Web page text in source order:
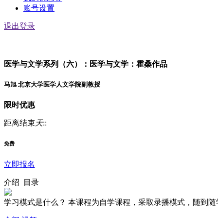
账号设置
退出登录
医学与文学系列（六）：医学与文学：霍桑作品
马旭 北京大学医学人文学院副教授
限时优惠
距离结束 天::
免费
立即报名
介绍 目录
学习模式是什么？ 本课程为自学课程，采取录播模式，随到随